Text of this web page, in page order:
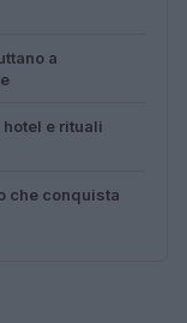
a
e rituali
che conquista